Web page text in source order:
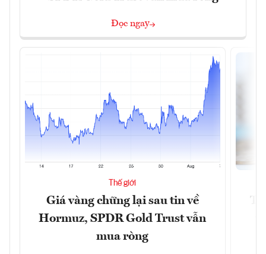
Đọc ngay
Thế giới
Giá vàng chững lại sau tin về
Hormuz, SPDR Gold Trust vẫn
mua ròng